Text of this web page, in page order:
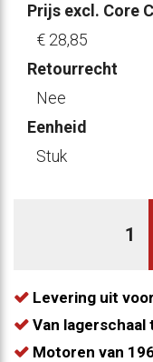
Prijs excl. Core
€ 28,85
Retourrecht
Nee
Eenheid
Stuk
Levering uit
Van
Motoren van